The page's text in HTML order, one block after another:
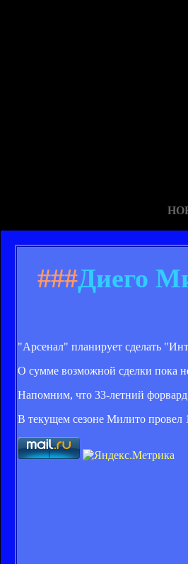
###Диего
"Арсенал" планирует сделать
О сумме возможной сделки пока
Напомним, что 33-летний
В текущем сезоне Милито провел